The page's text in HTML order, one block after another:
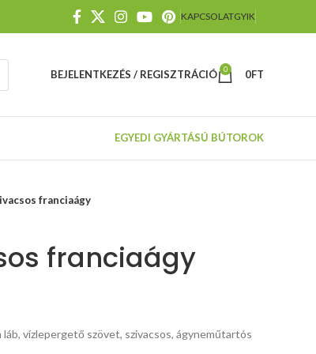
KAPCSOLATGYIK
BEJELENTKEZÉS / REGISZTRÁCIÓ 0 0FT
EGYEDI GYÁRTÁSÚ BÚTOROK
franciaágy
franciaágy
vízlepergető szövet, szivacsos, ágyneműtartós